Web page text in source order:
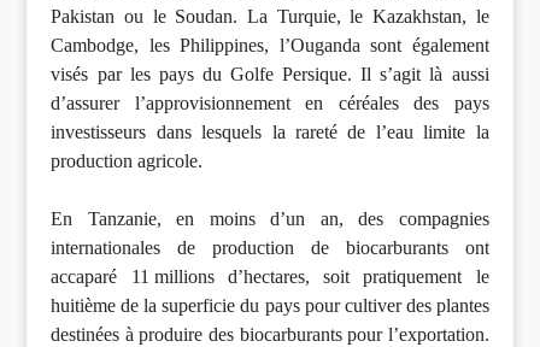
Pakistan ou le Soudan. La Turquie, le Kazakhstan, le
Cambodge, les Philippines, l’Ouganda sont également
visés par les pays du Golfe Persique. Il s’agit là aussi
d’assurer l’approvisionnement en céréales des pays
investisseurs dans lesquels la rareté de l’eau limite la
production agricole.
En Tanzanie, en moins d’un an, des compagnies
internationales de production de biocarburants ont
accaparé 11 millions d’hectares, soit pratiquement le
huitième de la superficie du pays pour cultiver des plantes
destinées à produire des biocarburants pour l’exportation.